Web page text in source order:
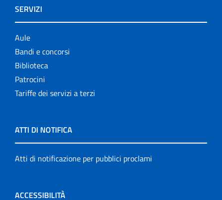
SERVIZI
Aule
Bandi e concorsi
Biblioteca
Patrocini
Tariffe dei servizi a terzi
ATTI DI NOTIFICA
Atti di notificazione per pubblici proclami
ACCESSIBILITÀ